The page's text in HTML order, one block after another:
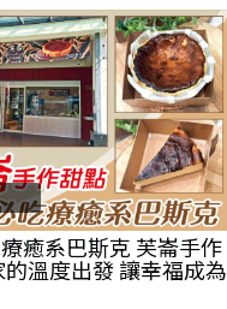
癒系巴斯克 芙崙手作
溫度出發 讓幸福成為